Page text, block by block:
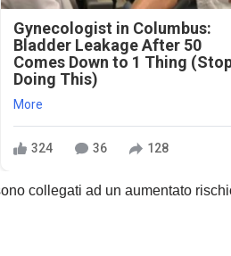
Gynecologist in Columbus:
Bladder Leakage After 50
Comes Down to 1 Thing
Doing This)
More
324 36 128
collegati ad un aumentato